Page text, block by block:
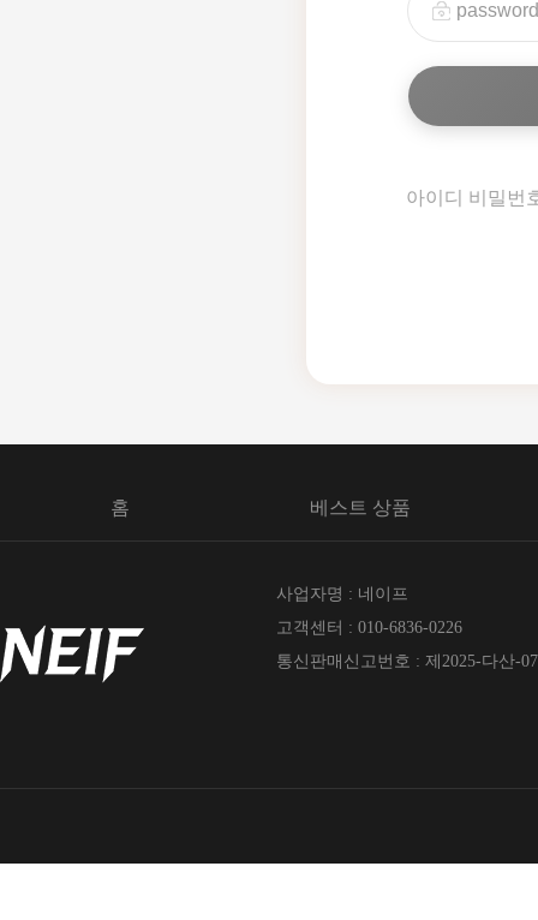
아이디 비밀번
홈 베스트 상품
사업자명 : 네이프
고객센터 : 010-6836-0226
통신판매신고번호 : 제2025-다산-